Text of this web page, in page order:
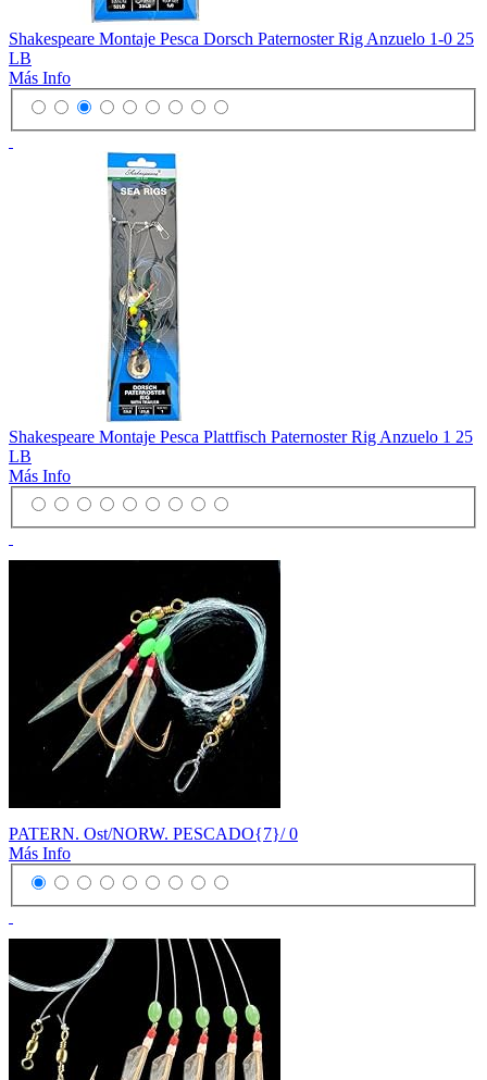
Shakespeare Montaje Pesca Dorsch Paternoster Rig Anzuelo 1-0 25
LB
Más Info
Shakespeare Montaje Pesca Plattfisch Paternoster Rig Anzuelo 1 25
LB
Más Info
PATERN. Ost/NORW. PESCADO{7}/ 0
Más Info